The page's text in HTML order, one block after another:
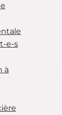
e-s
à